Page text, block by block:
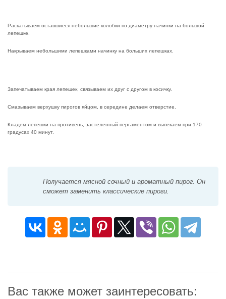
Раскатываем оставшиеся небольшие колобки по диаметру начинки на большой
лепешке.
Накрываем небольшими лепешками начинку на больших лепешках.
Запечатываем края лепешек, связываем их друг с другом в косичку.
Смазываем верхушку пирогов яйцом, в середине делаем отверстие.
Кладем лепешки на противень, застеленный пергаментом и выпекаем при 170
градусах 40 минут.
Получается мясной сочный и ароматный пирог. Он
сможет заменить классические пироги.
Вас также может заинтересовать: